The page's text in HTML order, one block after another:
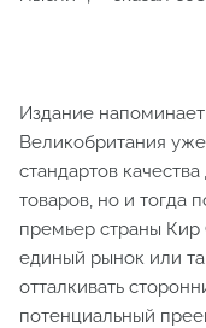
Издание
Великобритания
стандартов
товаров, но и тогда
премьер страны
единый рынок или
отталкивать
потенциальный